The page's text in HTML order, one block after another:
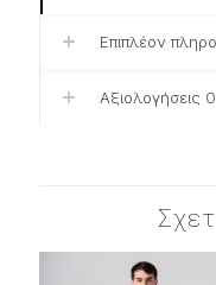
Επιπλέον
Αξιολογήσεις 0